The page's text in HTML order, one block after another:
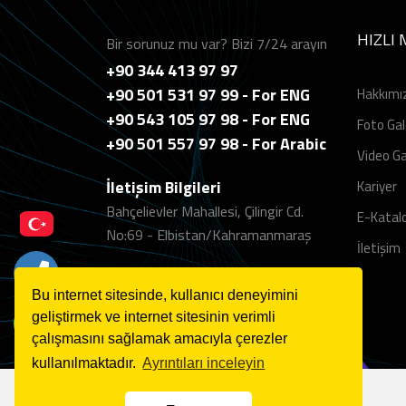
Bu internet sitesinde, kullanıcı deneyimini
geliştirmek ve internet sitesinin verimli
çalışmasını sağlamak amacıyla çerezler
kullanılmaktadır. Ayrıntıları inceleyin
Bir sorunuz mu var? Bizi 7/24 arayın
+90 344 413 97 97
+90 501 531 97 99 - For ENG
+90 543 105 97 98 - For ENG
+90 501 557 97 98 - For Arabic
İletişim Bilgileri
Bahçelievler Mahallesi, Çilingir Cd.
No:69 - Elbistan/Kahramanmaraş
HIZLI
Foto
Video
Kariyer
E-
İletişim